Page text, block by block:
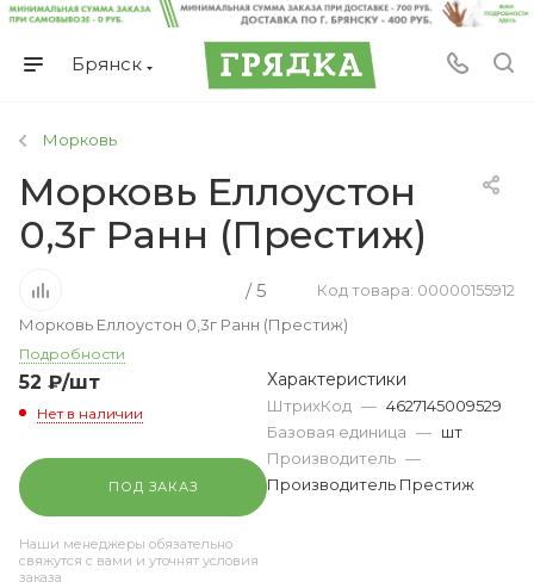
Брянск
Морковь
Морковь Еллоустон
0,3г Ранн (Престиж)
/ 5
Код товара: 00000155912
Морковь Еллоустон 0,3г Ранн (Престиж)
Подробности
52 ₽/шт
Нет в наличии
ПОД ЗАКАЗ
Наши менеджеры обязательно
свяжутся с вами и уточнят условия
заказа
Характеристики
ШтрихКод — 4627145009529
Базовая единица — шт
Производитель —
Производитель Престиж